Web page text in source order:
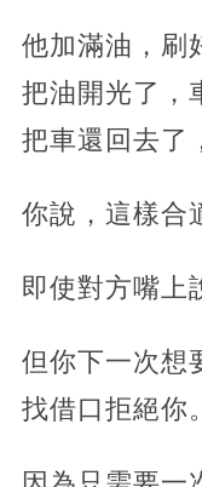
他加滿油，刷
把油開光了，
把車還回去了
你說，這樣合
即使對方嘴上
但你下一次想
找借口拒絕你。